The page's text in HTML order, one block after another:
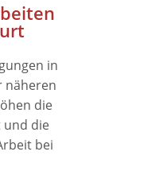
in
näheren
die
und die
bei